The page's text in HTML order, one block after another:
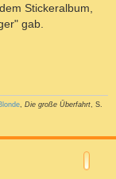
Stickeralbum,
gab.
Die große Überfahrt , S.
a